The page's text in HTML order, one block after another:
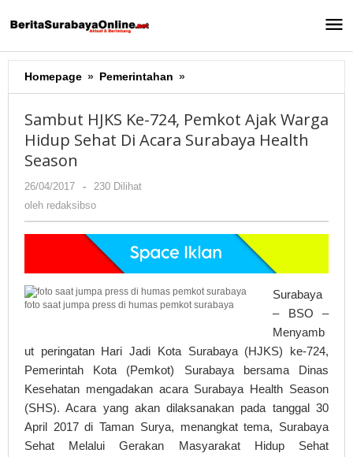
ke
Homepage » Pemerintahan »
HJKS
724,
Pemkot
Di
Surabaya
Health
Season
Sambut HJKS Ke-724, Pemkot Ajak Warga
Hidup Sehat Di Acara Surabaya Health
Season
26/04/2017
oleh
redaksibso
-
230 Dilihat
oleh redaksibso
foto saat jumpa press di humas pemkot surabaya
Surabaya
– BSO –
Menyamb
ut peringatan Hari Jadi Kota Surabaya (HJKS) ke-724,
Pemerintah Kota (Pemkot) Surabaya bersama Dinas
Kesehatan mengadakan acara Surabaya Health Season
(SHS). Acara yang akan dilaksanakan pada tanggal 30
April 2017 di Taman Surya, menangkat tema, Surabaya
Sehat Melalui Gerakan Masyarakat Hidup Sehat